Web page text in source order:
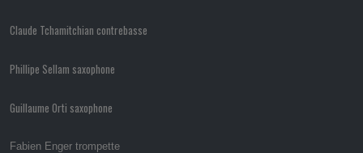
Claude Tchamitchian contrebasse
Phillipe Sellam saxophone
Guillaume Orti saxophone
Fabien Enger trompette